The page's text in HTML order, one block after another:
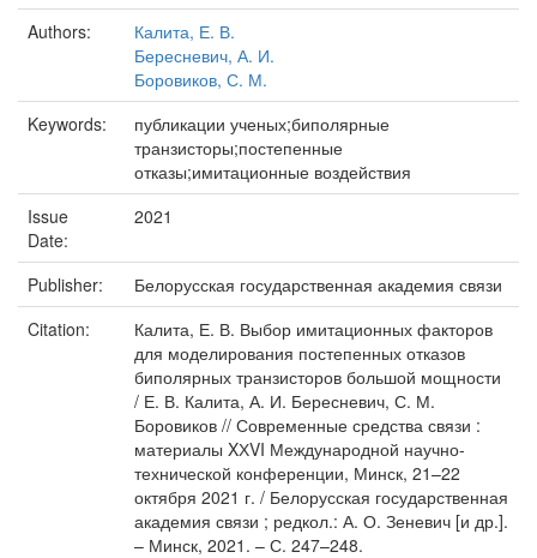
Authors:
Калита, Е. В.
Бересневич, А. И.
Боровиков, С. М.
Keywords:
публикации ученых;биполярные
транзисторы;постепенные
отказы;имитационные воздействия
Issue
Date:
2021
Publisher:
Белорусская государственная академия связи
Citation:
Калита, Е. В. Выбор имитационных факторов
для моделирования постепенных отказов
биполярных транзисторов большой мощности
/ Е. В. Калита, А. И. Бересневич, С. М.
Боровиков // Современные средства связи :
материалы XХVΙ Международной научно-
технической конференции, Минск, 21–22
октября 2021 г. / Белорусская государственная
академия связи ; редкол.: А. О. Зеневич [и др.].
– Минск, 2021. – С. 247–248.